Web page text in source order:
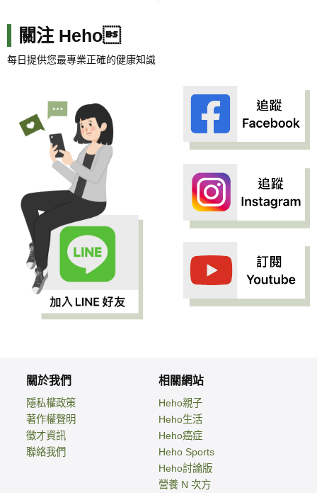
關注 Heho
每日提供您最專業正確的健康知識
關於我們
隱私權政策
著作權聲明
徵才資訊
聯絡我們
相關網站
Heho親子
Heho生活
Heho癌症
Heho Sports
Heho討論版
營養 N 次方